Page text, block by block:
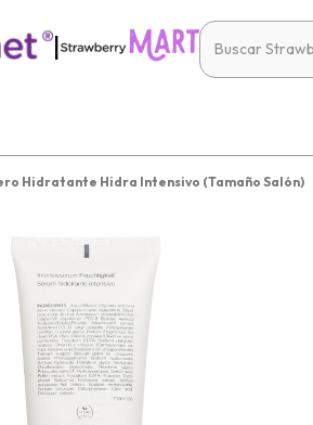
|
Hidratante Hidra Intensivo (Tamaño Salón)